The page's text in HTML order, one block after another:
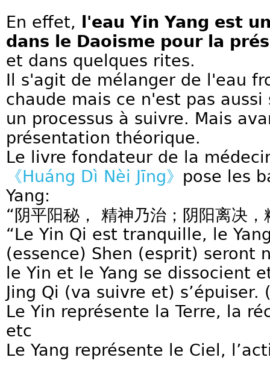
En effet, l'eau Yin Yang est
dans le Daoisme pour la
et dans quelques rites.
Il s'agit de mélanger de l'eau
chaude mais ce n'est pas
un processus à suivre. Mais
présentation théorique.
Le livre fondateur de la
《Huáng Dì Nèi Jīng》 pose les
Yang:
“阴平阳秘， 精神乃治；阴阳离决，
“Le Yin Qi est tranquille, le
(essence) Shen (esprit) seront
le Yin et le Yang se dissocient
Jing Qi (va suivre et) s’épuiser.
Le Yin représente la Terre, la
etc
Le Yang représente le Ciel,